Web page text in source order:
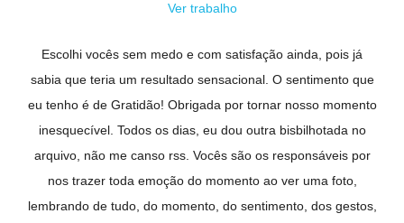
Escolhi vocês sem medo e com satisfação ainda, pois já
sabia que teria um resultado sensacional. O sentimento que
eu tenho é de Gratidão! Obrigada por tornar nosso momento
inesquecível. Todos os dias, eu dou outra bisbilhotada no
arquivo, não me canso rss. Vocês são os responsáveis por
nos trazer toda emoção do momento ao ver uma foto,
lembrando de tudo, do momento, do sentimento, dos gestos,
Ver trabalho